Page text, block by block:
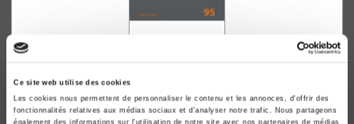
Ce site web utilise des cookies
Les cookies nous permettent de personnaliser le contenu et les annonces, d'offrir des
fonctionnalités relatives aux médias sociaux et d'analyser notre trafic. Nous partageons
également des informations sur l'utilisation de notre site avec nos partenaires de médias